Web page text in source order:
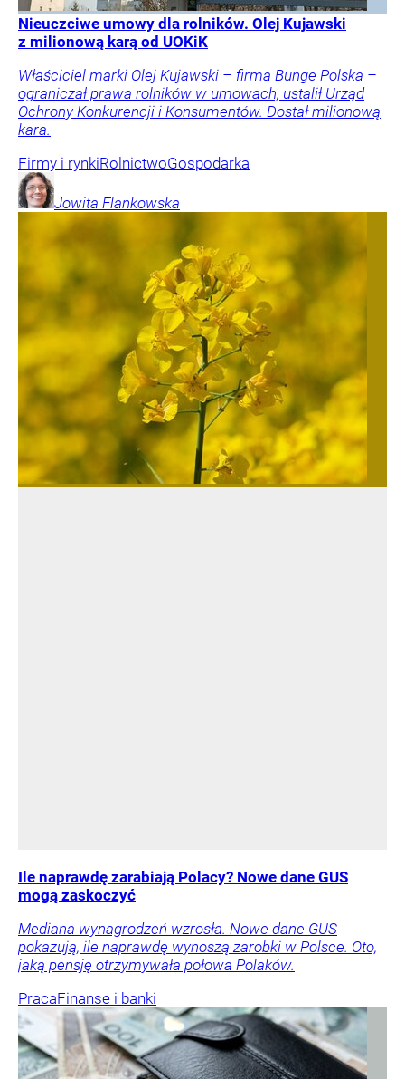
Nieuczciwe umowy dla rolników. Olej Kujawski
z milionową karą od UOKiK
Właściciel marki Olej Kujawski – firma Bunge Polska –
ograniczał prawa rolników w umowach, ustalił Urząd
Ochrony Konkurencji i Konsumentów. Dostał milionową
kara.
Firmy i rynkiRolnictwoGospodarka
Jowita Flankowska
Ile naprawdę zarabiają Polacy? Nowe dane GUS
mogą zaskoczyć
Mediana wynagrodzeń wzrosła. Nowe dane GUS
pokazują, ile naprawdę wynoszą zarobki w Polsce. Oto,
jaką pensję otrzymywała połowa Polaków.
PracaFinanse i banki